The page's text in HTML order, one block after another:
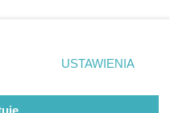
dolnym rogu strony
danych nie wymagają
sprzeciwić się
będą miały
USTAWIENIA